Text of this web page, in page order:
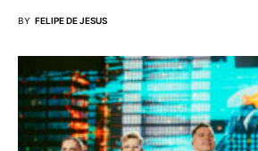
BY FELIPE DE JESUS